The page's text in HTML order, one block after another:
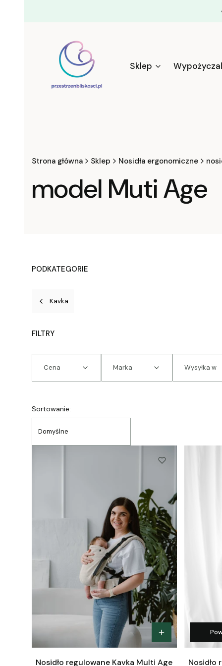
Sklep
Strona główna Sklep Nosidła ergonomiczne
model Muti Age
PODKATEGORIE
Kavka
FILTRY
Cena Marka Wysyłka w
Lista produktów
Sortowanie:
Domyślne
Nosidło regulowane Kavka Multi Age
Nosidło